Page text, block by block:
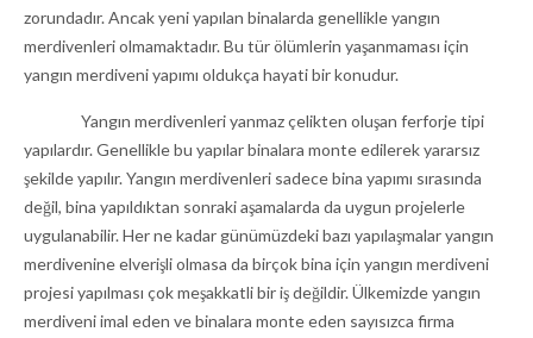
zorundadır. Ancak yeni yapılan binalarda genellikle yangın
merdivenleri olmamaktadır. Bu tür ölümlerin yaşanmaması için
yangın merdiveni yapımı oldukça hayati bir konudur.
Yangın merdivenleri yanmaz çelikten oluşan ferforje tipi
yapılardır. Genellikle bu yapılar binalara monte edilerek yararsız
şekilde yapılır. Yangın merdivenleri sadece bina yapımı sırasında
değil, bina yapıldıktan sonraki aşamalarda da uygun projelerle
uygulanabilir. Her ne kadar günümüzdeki bazı yapılaşmalar yangın
merdivenine elverişli olmasa da birçok bina için yangın merdiveni
projesi yapılması çok meşakkatli bir iş değildir. Ülkemizde yangın
merdiveni imal eden ve binalara monte eden sayısızca firma